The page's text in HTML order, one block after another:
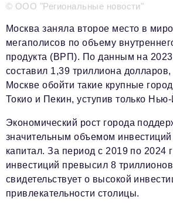
Отдел распространения/редакционная
Отдел по работе с партнерами
partner@business-magazine.online
© ООО "Региональные новости"
Москва заняла второе место в
мегаполисов по объему
продукта (ВРП). По данным на 2023
составил 1,39 триллиона
Москве обойти такие крупные
Токио и Пекин, уступив только Нью-
Экономический рост города
значительным объемом
капитал. За период с 2019 по 2024
инвестиций превысил 8
свидетельствует о высокой
привлекательности столицы.